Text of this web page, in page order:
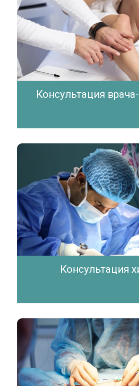
Консультация
Консультация